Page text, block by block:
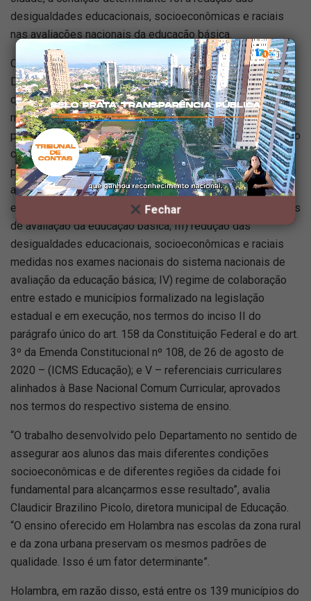
Fechar
desigualdades educacionais, socioeconômicas e raciais
nas avaliações nacionais da educação básica.
O complemento é calculado com base no Índice de
Desenvolvimento da Educação Básica, o Ideb, e no número
de alunos matriculados em cada escola. Para recebê-lo, o
município precisa atender a cinco condicionalidades: I)
provimento do cargo ou função de gestor escolar de acordo
com critérios técnicos de mérito e desempenho; II)
participação de pelo menos 80% dos estudantes de cada
ano escolar periodicamente avaliados em cada rede de
ensino por meio de exames nacionais do sistema nacionais
de avaliação da educação básica; III) redução das
desigualdades educacionais, socioeconômicas e raciais
medidas nos exames nacionais do sistema nacionais de
avaliação da educação básica; IV) regime de colaboração
entre estado e municípios formalizado na legislação
estadual e em execução, nos termos do inciso II do
parágrafo único do art. 158 da Constituição Federal e do art.
3º da Emenda Constitucional nº 108, de 26 de agosto de
2020 – (ICMS Educação); e V – referenciais curriculares
alinhados à Base Nacional Comum Curricular, aprovados
nos termos do respectivo sistema de ensino.
“O trabalho desenvolvido pelo Departamento no sentido de
assegurar aos alunos das mais diferentes condições
socioeconômicas e de diferentes regiões da cidade foi
fundamental para alcançarmos esse resultado”, avalia
Claudicir Brazilino Picolo, diretora municipal de Educação.
“O ensino oferecido em Holambra nas escolas da zona rural
e da zona urbana preservam os mesmos padrões de
qualidade. Isso é um fator determinante”.
Holambra, em razão disso, está entre os 139 municípios do